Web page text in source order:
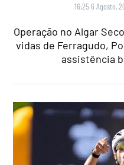
16:25 6 Agosto,
Operação no Algar
vidas de Ferragudo,
assistência